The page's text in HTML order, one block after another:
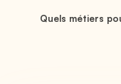
Quels métiers